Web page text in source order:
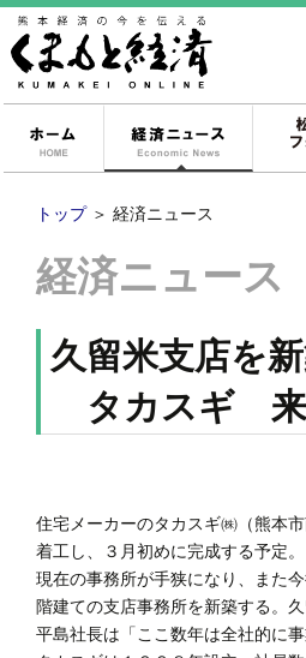
経済ニ
トップ ＞ 経済ニュース
経済ニュース
久留米支店を
タカスギ 来
住宅メーカーのタカスギ㈱（熊本
着工し、３月初めに完成する予定。
現在の事務所が手狭になり、また
階建ての支店事務所を新築する。
平島社長は「ここ数年は全社的に